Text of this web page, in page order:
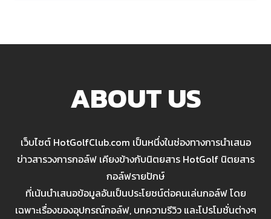
ABOUT US
เว็บไซต์ HotGolfClub.com เป็นหนึ่งในช่องทางการนำเสนอ
ข่าวสารวงการกอล์ฟ เคียงข้างกับนิตยสาร HotGolf นิตยสาร
กอล์ฟรายปักษ์
ที่เน้นนำเสนอข้อมูลอันเป็นประโยชน์ต่อคนเล่นกอล์ฟ โดย
เฉพาะเรื่องของอุปกรณ์กอล์ฟ, บทความรีวิว และโปรโมชั่นต่างๆ